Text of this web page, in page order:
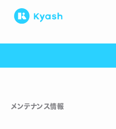
メンテナンス情報